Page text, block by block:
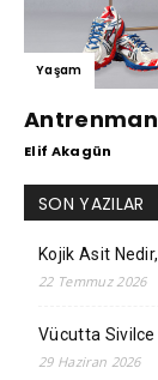
Yaşam
Antrenman
Elif Akagün
SON YAZILAR
Kojik Asit
22 Temmuz 2026
Vücutta Sivilce
29 Haziran 2026